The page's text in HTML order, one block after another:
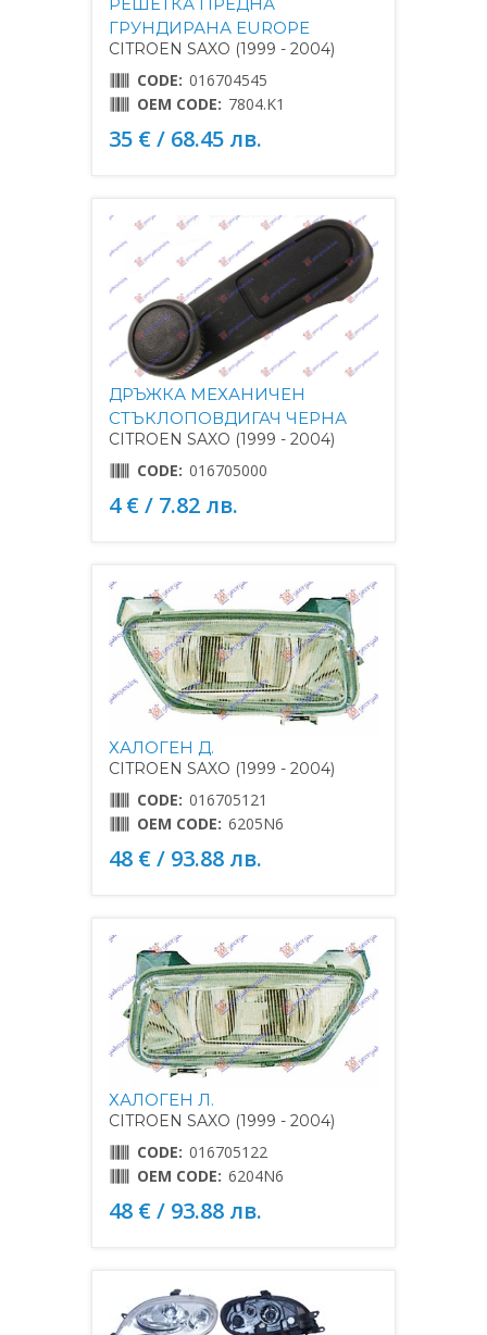
ГРУНДИРАНА EUROPE
CITROEN SAXO (1999 - 2004)
CODE: 016704545
OEM CODE: 7804.K1
35 € / 68.45 лв.
ДРЪЖКА МЕХАНИЧЕН
СТЪКЛОПОВДИГАЧ ЧЕРНА
CITROEN SAXO (1999 - 2004)
CODE: 016705000
4 € / 7.82 лв.
ХАЛОГЕН Д.
CITROEN SAXO (1999 - 2004)
CODE: 016705121
OEM CODE: 6205N6
48 € / 93.88 лв.
ХАЛОГЕН Л.
CITROEN SAXO (1999 - 2004)
CODE: 016705122
OEM CODE: 6204N6
48 € / 93.88 лв.